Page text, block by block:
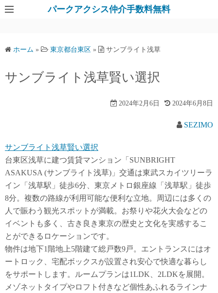
パークアクシス仲介手数料無料
ホーム » 東京都台東区 » サンブライト浅草
サンブライト浅草賢い選択
2024年2月6日 2024年6月8日
SEZIMO
サンブライト浅草賢い選択
台東区浅草に建つ賃貸マンション「SUNBRIGHT
ASAKUSA (サンブライト浅草)」交通は東武スカイツリーラ
イン「浅草駅」徒歩6分、東京メトロ銀座線「浅草駅」徒歩
8分。複数の路線が利用可能な便利な立地。周辺には多くの
人で賑わう観光スポットが満載。お祭りや花火大会などの
イベントも多く、古き良き東京の歴史と文化を実感するこ
とができるロケーションです。
物件は地下1階地上5階建て総戸数9戸。エントランスにはオ
ートロック、宅配ボックスが設置され安心で快適な暮らし
をサポートします。ルームプランは1LDK、2LDKを展開。
メゾネットタイプやロフト付きなど個性あふれるラインナ